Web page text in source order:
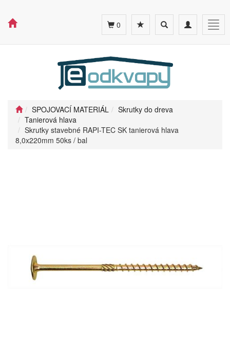
Toggle
navigation
Toggle
search
0
SPOJOVACÍ MATERIÁL
Skrutky do dreva
Tanierová hlava
Skrutky stavebné RAPI-TEC SK tanierová hlava
8,0x220mm 50ks / bal